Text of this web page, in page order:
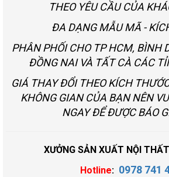
THEO YÊU CẦU CỦA
ĐA DẠNG MẪU MÃ -
PHÂN PHỐI CHO TP HCM, BÌNH
ĐỒNG NAI VÀ TẤT CÀ CÁC
GIÁ THAY ĐỔI THEO KÍCH
KHÔNG GIAN CỦA BẠN NÊN
NGAY ĐỂ ĐƯỢC BÁO
XƯỞNG SẢN XUẤT NỘI
Hotline: 0978 741